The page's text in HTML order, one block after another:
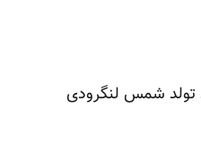
شمس لنگرودی